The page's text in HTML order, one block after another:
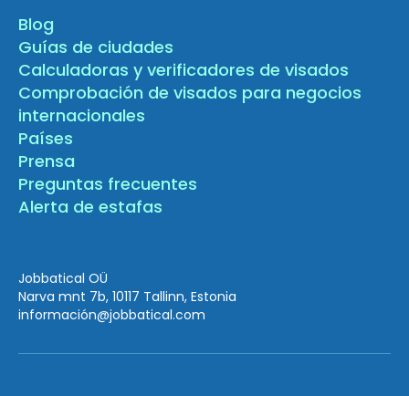
Blog
Guías de ciudades
Calculadoras y verificadores de visados
Comprobación de visados para negocios
internacionales
Países
Prensa
Preguntas frecuentes
Alerta de estafas
Jobbatical OÜ
Narva mnt 7b, 10117 Tallinn, Estonia
información@jobbatical.com